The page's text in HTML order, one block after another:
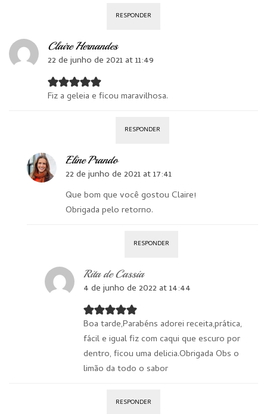
RESPONDER
Claire Hernandes
22 de junho de 2021 at 11:49
Fiz a geleia e ficou maravilhosa.
RESPONDER
Eline Prando
22 de junho de 2021 at 17:41
Que bom que você gostou Claire!
Obrigada pelo retorno.
RESPONDER
Rita de Cassia
4 de junho de 2022 at 14:44
Boa tarde,Parabéns adorei receita,prática,
fácil e igual fiz com caqui que escuro por
dentro, ficou uma delicia.Obrigada Obs o
limão da todo o sabor
RESPONDER